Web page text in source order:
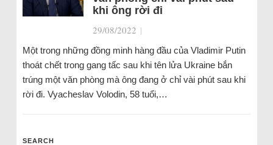
khi ông rời đi
29/08/2022 |
Một trong những đồng minh hàng đầu của Vladimir Putin
thoát chết trong gang tấc sau khi tên lửa Ukraine bắn
trúng một văn phòng mà ông đang ở chỉ vài phút sau khi
rời đi. Vyacheslav Volodin, 58 tuổi,…
SEARCH